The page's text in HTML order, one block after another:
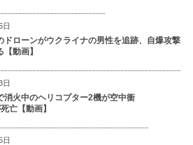
日
ドローンがウクライナの男性を追跡、自爆攻撃
動画】
日
消火中のヘリコプター2機が空中衝
亡【動画】
日